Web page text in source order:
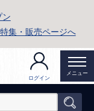
集・販売ページへ
ログイン
メニュー